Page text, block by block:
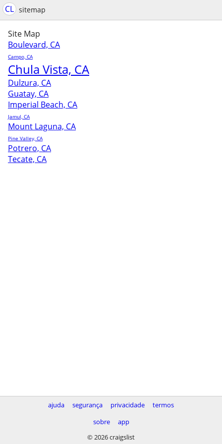
CL sitemap
Site Map
Boulevard, CA
Campo, CA
Chula Vista, CA
Dulzura, CA
Guatay, CA
Imperial Beach, CA
Jamul, CA
Mount Laguna, CA
Pine Valley, CA
Potrero, CA
Tecate, CA
ajuda segurança privacidade
termos
sobre
app
© 2026 craigslist